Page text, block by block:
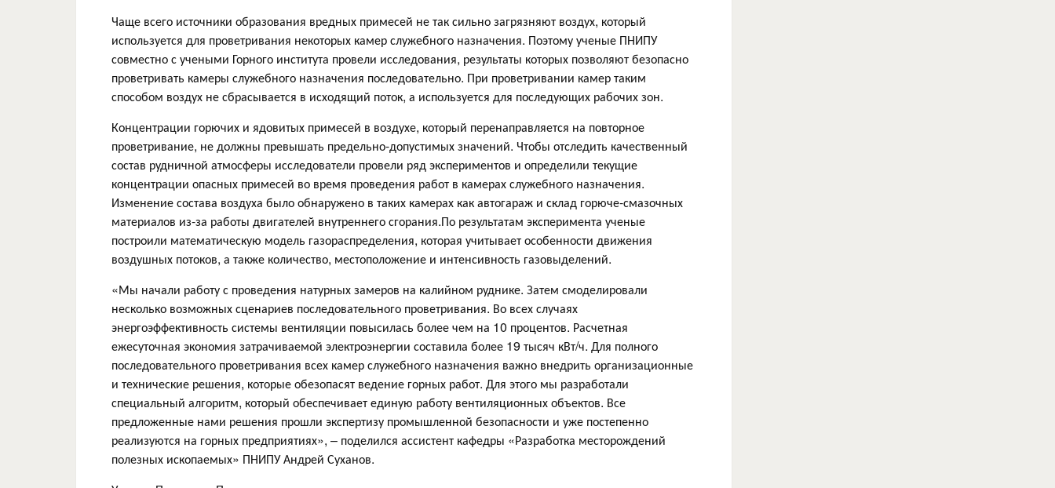
Чаще всего источники образования вредных примесей не так сильно загрязняют воздух, который
используется для проветривания некоторых камер служебного назначения. Поэтому ученые ПНИПУ
совместно с учеными Горного института провели исследования, результаты которых позволяют безопасно
проветривать камеры служебного назначения последовательно. При проветривании камер таким
способом воздух не сбрасывается в исходящий поток, а используется для последующих рабочих зон.
Концентрации горючих и ядовитых примесей в воздухе, который перенаправляется на повторное
проветривание, не должны превышать предельно-допустимых значений. Чтобы отследить качественный
состав рудничной атмосферы исследователи провели ряд экспериментов и определили текущие
концентрации опасных примесей во время проведения работ в камерах служебного назначения.
Изменение состава воздуха было обнаружено в таких камерах как автогараж и склад горюче-смазочных
материалов из-за работы двигателей внутреннего сгорания.По результатам эксперимента ученые
построили математическую модель газораспределения, которая учитывает особенности движения
воздушных потоков, а также количество, местоположение и интенсивность газовыделений.
«Мы начали работу с проведения натурных замеров на калийном руднике. Затем смоделировали
несколько возможных сценариев последовательного проветривания. Во всех случаях
энергоэффективность системы вентиляции повысилась более чем на 10 процентов. Расчетная
ежесуточная экономия затрачиваемой электроэнергии составила более 19 тысяч кВт/ч. Для полного
последовательного проветривания всех камер служебного назначения важно внедрить организационные
и технические решения, которые обезопасят ведение горных работ. Для этого мы разработали
специальный алгоритм, который обеспечивает единую работу вентиляционных объектов. Все
предложенные нами решения прошли экспертизу промышленной безопасности и уже постепенно
реализуются на горных предприятиях», – поделился ассистент кафедры «Разработка месторождений
полезных ископаемых» ПНИПУ Андрей Суханов.